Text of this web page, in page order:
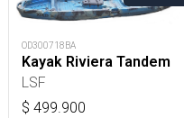
OD300718BA
Kayak Riviera Tandem
LSF
$ 499.900